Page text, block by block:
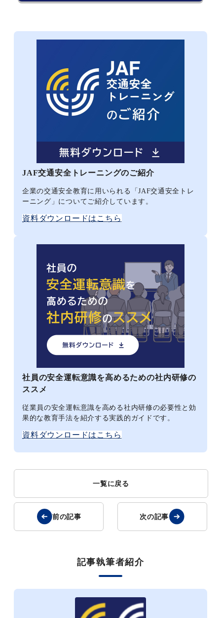
JAF交通安全トレーニングのご紹介
企業の交通安全教育に用いられる「JAF交通安全トレ
ーニング」についてご紹介しています。
資料ダウンロードはこちら
社員の安全運転意識を高めるための社内研修の
ススメ
従業員の安全運転意識を高める社内研修の必要性と効
果的な教育手法を紹介する実践的ガイドです。
資料ダウンロードはこちら
前の記事
一覧に戻る
次の記事
記事執筆者紹介